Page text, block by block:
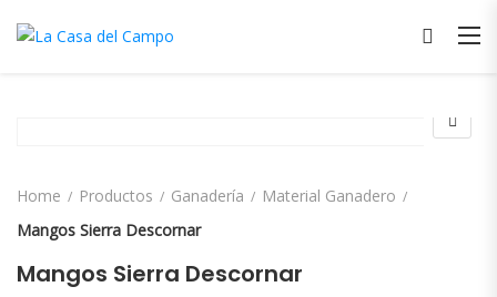
Home Productos Ganadería
Material Ganadero
Mangos Sierra Descornar
Mangos Sierra Descornar